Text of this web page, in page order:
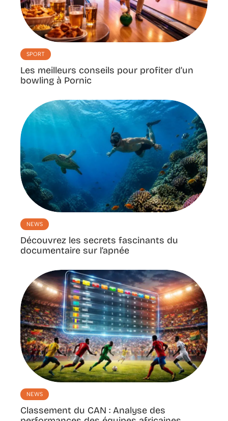
SPORT
Les meilleurs conseils pour profiter d’un
bowling à Pornic
NEWS
Découvrez les secrets fascinants du
documentaire sur l’apnée
NEWS
Classement du CAN : Analyse des